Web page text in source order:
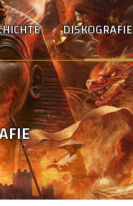
DISKOGRAFIE